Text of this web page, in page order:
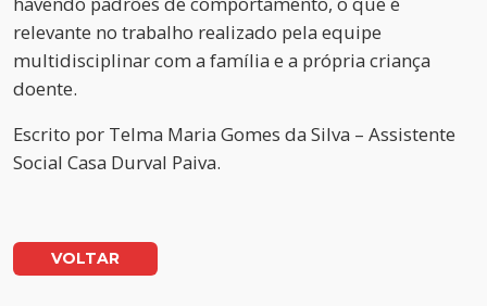
relevante no trabalho realizado pela equipe
multidisciplinar com a família e a própria criança
doente.
Escrito por Telma Maria Gomes da Silva – Assistente
Social Casa Durval Paiva.
VOLTAR